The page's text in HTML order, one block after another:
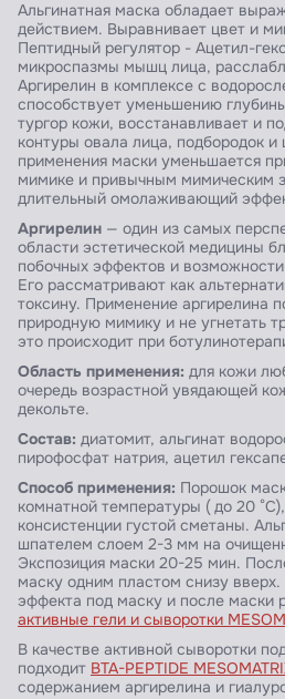
Альгинатная маска обладает
действием. Выравнивает цвет и
Пептидный регулятор - Ацетил-
микроспазмы мышц лица,
Аргирелин в комплексе с
способствует уменьшению
тургор кожи, восстанавливает и
контуры овала лица, подбородок
применения маски уменьшается
мимике и привычным мимическим
длительный омолаживающий
Аргирелин — один из самых
области эстетической медицины
побочных эффектов и
Его рассматривают как
токсину. Применение аргирелина
природную мимику и не угнетать
это происходит при
Область применения: для кожи
очередь возрастной увядающей
декольте.
Состав: диатомит, альгинат
пирофосфат натрия, ацетил
Способ применения: Порошок
комнатной температуры ( до 20
консистенции густой сметаны.
шпателем слоем 2-3 мм на
Экспозиция маски 20-25 мин.
маску одним пластом снизу вверх.
эффекта под маску и после маски
активные гели и сыворотки
В качестве активной сыворотки
подходит BTA-PEPTIDE
содержанием аргирелина и